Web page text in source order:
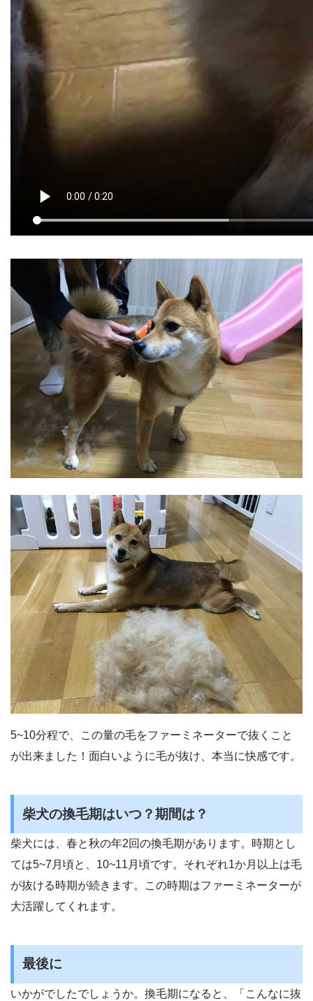
5~10分程で、この量の毛をファーミネーターで抜くこと
が出来ました！面白いように毛が抜け、本当に快感です。
柴犬の換毛期はいつ？期間は？
柴犬には、春と秋の年2回の換毛期があります。時期とし
ては5~7月頃と、10~11月頃です。それぞれ1か月以上は毛
が抜ける時期が続きます。この時期はファーミネーターが
大活躍してくれます。
最後に
いかがでしたでしょうか。換毛期になると、「こんなに抜